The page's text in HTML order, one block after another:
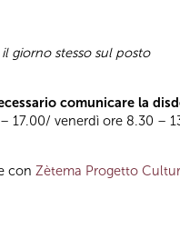
giorno stesso sul posto
comunicare la
17.00/ venerdì ore 8.30 –
con Zètema Progetto